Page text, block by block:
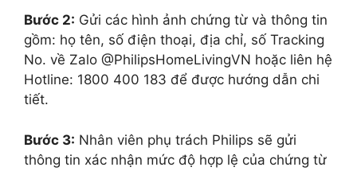
Bước 2: Gửi các hình ảnh chứng từ và thông tin
gồm: họ tên, số điện thoại, địa chỉ, số Tracking
No. về Zalo @PhilipsHomeLivingVN hoặc liên hệ
Hotline: 1800 400 183 để được hướng dẫn chi
tiết.
Bước 3: Nhân viên phụ trách Philips sẽ gửi
thông tin xác nhận mức độ hợp lệ của chứng từ